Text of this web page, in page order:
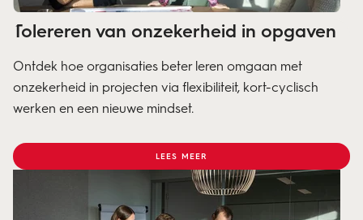
Tolereren van onzekerheid in opgaven
Ontdek hoe organisaties beter leren omgaan met
onzekerheid in projecten via flexibiliteit, kort-cyclisch
werken en een nieuwe mindset.
LEES MEER